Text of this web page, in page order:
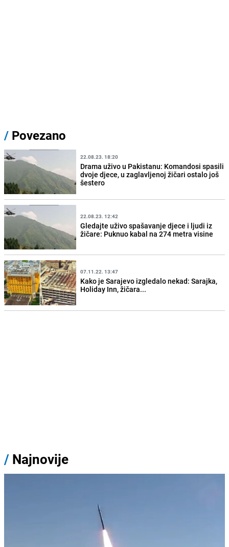
/ Povezano
22.08.23. 18:20
Drama uživo u Pakistanu: Komandosi spasili
dvoje djece, u zaglavljenoj žičari ostalo još
šestero
22.08.23. 12:42
Gledajte uživo spašavanje djece i ljudi iz
žičare: Puknuo kabal na 274 metra visine
07.11.22. 13:47
Kako je Sarajevo izgledalo nekad: Sarajka,
Holiday Inn, žičara...
/ Najnovije